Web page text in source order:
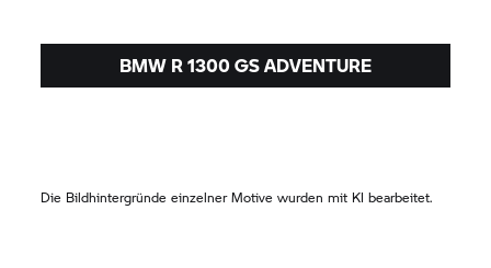
BMW R 1300 GS ADVENTURE
Die Bildhintergründe einzelner Motive wurden mit KI bearbeitet.